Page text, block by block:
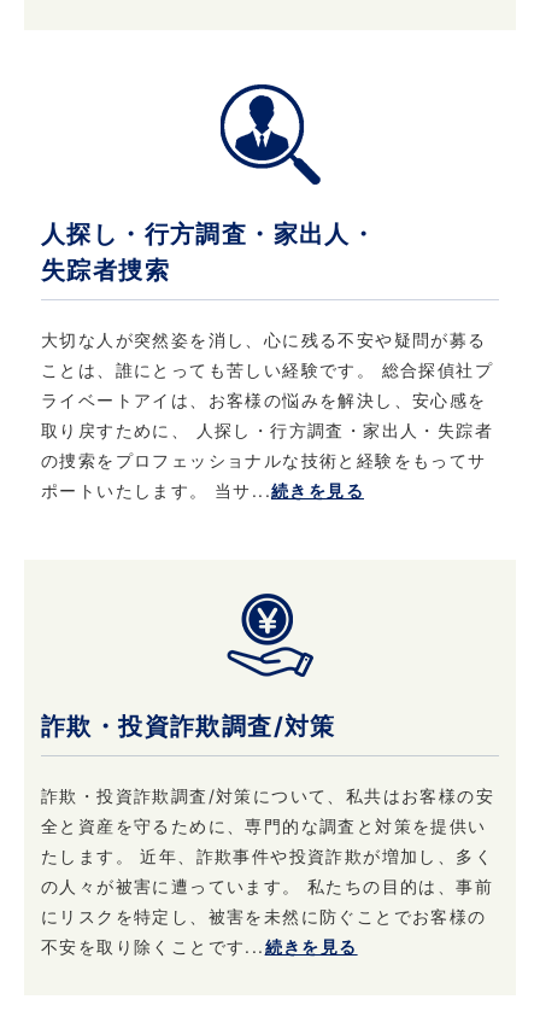
ービスが発生する場合があります。
5. 法令・規範の遵守と本ポリシーの継続的な改
当社は、個人情報保護に関する法律・法令、そ
の他の規範を遵守するとともに、本ポリシーの
6. お問い合わせ
当社における個人情報保護に関してご質問など
がある場合は、こちら
（info@privateeye.co.jp）からお問い合わせ
人探し・行方調査・家出人・
失踪者捜索
大切な人が突然姿を消し、心に残る不安や疑問が募る
ことは、誰にとっても苦しい経験です。 総合探偵社プ
ライベートアイは、お客様の悩みを解決し、安心感を
取り戻すために、 人探し・行方調査・家出人・失踪者
の捜索をプロフェッショナルな技術と経験をもってサ
ポートいたします。 当サ...続きを見る
詐欺・投資詐欺調査/対策
詐欺・投資詐欺調査/対策について、私共はお客様の安
全と資産を守るために、専門的な調査と対策を提供い
たします。 近年、詐欺事件や投資詐欺が増加し、多く
の人々が被害に遭っています。 私たちの目的は、事前
にリスクを特定し、被害を未然に防ぐことでお客様の
不安を取り除くことです...続きを見る